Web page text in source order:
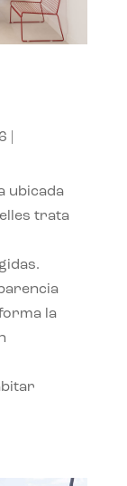
ubicada
trata
la